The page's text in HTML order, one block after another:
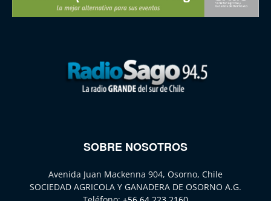
SOBRE NOSOTROS
Avenida Juan Mackenna 904, Osorno, Chile
SOCIEDAD AGRICOLA Y GANADERA DE OSORNO A.G.